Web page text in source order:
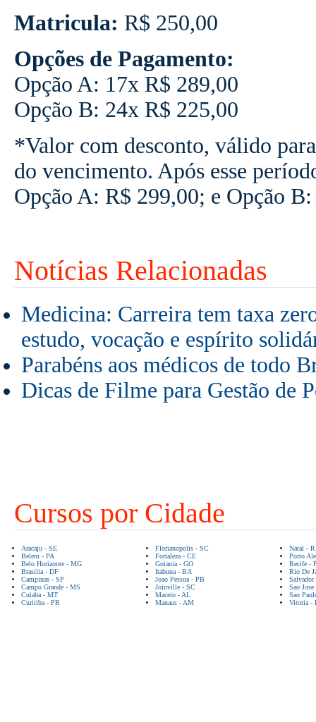
Matricula: R$ 250,00
Opções de Pagamento:
Opção A: 17x R$ 289,00
Opção B: 24x R$ 225,00
*Valor com desconto, válido
do vencimento. Após esse
Opção A: R$ 299,00; e Opção B:
Notícias Relacionadas
Medicina: Carreira tem taxa
estudo, vocação e espírito
Parabéns aos médicos de todo
Dicas de Filme para Gestão de
Cursos por Cidade
Aracaju - SE
Belem - PA
Belo Horizonte - MG
Brasilia - DF
Campinas - SP
Campo Grande - MS
Cuiaba - MT
Curitiba - PR
Florianopolis - SC
Fortaleza - CE
Goiania - GO
Itabuna - BA
Joao Pessoa - PB
Joinville - SC
Maceio - AL
Manaus - AM
Natal -
Porto
Recife -
Rio De
Sao
Sao
Vitoria -